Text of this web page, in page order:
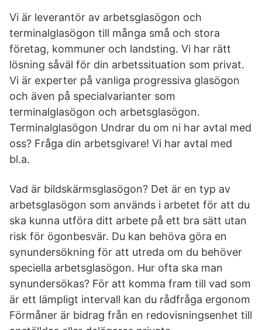
Vi är leverantör av arbetsglasögon och
terminalglasögon till många små och stora
företag, kommuner och landsting. Vi har rätt
lösning såväl för din arbetssituation som privat.
Vi är experter på vanliga progressiva glasögon
och även på specialvarianter som
terminalglasögon och arbetsglasögon.
Terminalglasögon Undrar du om ni har avtal med
oss? Fråga din arbetsgivare! Vi har avtal med
bl.a.
Vad är bildskärmsglasögon? Det är en typ av
arbetsglasögon som används i arbetet för att du
ska kunna utföra ditt arbete på ett bra sätt utan
risk för ögonbesvär. Du kan behöva göra en
synundersökning för att utreda om du behöver
speciella arbetsglasögon. Hur ofta ska man
synundersökas? För att komma fram till vad som
är ett lämpligt intervall kan du rådfråga ergonom
Förmåner är bidrag från en redovisningsenhet till